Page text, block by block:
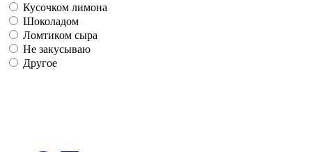
Кусочком лимона
Шоколадом
Ломтиком сыра
Не закусываю
Другое